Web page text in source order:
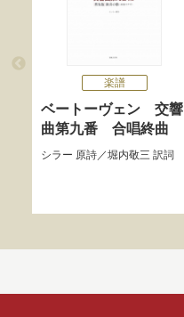
楽譜
ベートーヴェン 交響
曲第九番 合唱終曲
シラー 原詩／堀内敬三 訳詞